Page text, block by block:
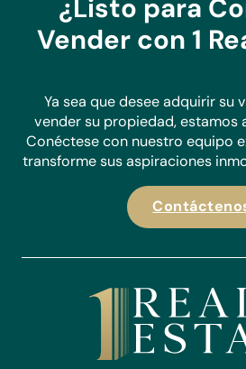
En 1 Real Estate, nos
propiedades que están
nuestros proveedores, conocer
conocimiento profundo de las
nuestra amplia cartera de
que podemos encontrar la
Haz una consulta hoy y
como el agente preferido para
¿Listo para
Vender con 1
Ya sea que desee adquirir su
vender su propiedad, estamos
Conéctese con nuestro equipo
transforme sus aspiraciones